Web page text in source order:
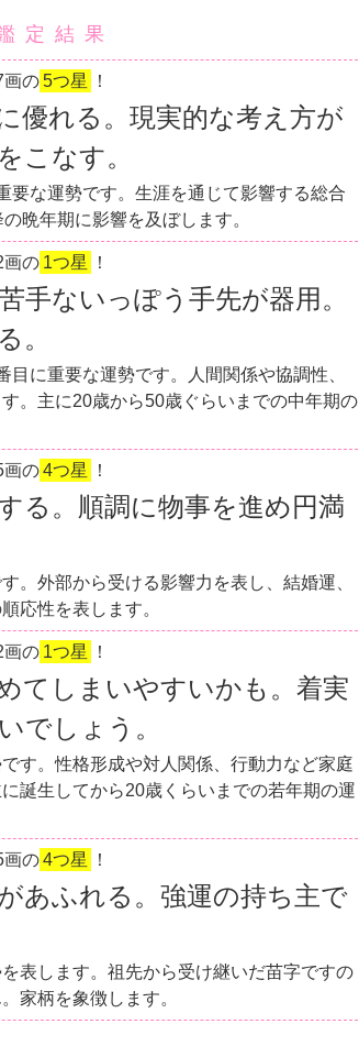
定結果
画の5つ星 ！
優れる。現実的な考え方が
こなす。
要な運勢です。生涯を通じて影響する総合
晩年期に影響を及ぼします。
画の 1つ星 ！
手ないっぽう手先が器用。
。
目に重要な運勢です。人間関係や協調性、
。主に20歳から50歳ぐらいまでの中年期の
画の4つ星 ！
る。順調に物事を進め円満
。外部から受ける影響力を表し、結婚運、
応性を表します。
画の 1つ星 ！
てしまいやすいかも。着実
でしょう。
す。性格形成や対人関係、行動力など家庭
誕生してから20歳くらいまでの若年期の運
画の4つ星 ！
あふれる。強運の持ち主で
表します。祖先から受け継いだ苗字ですの
家柄を象徴します。